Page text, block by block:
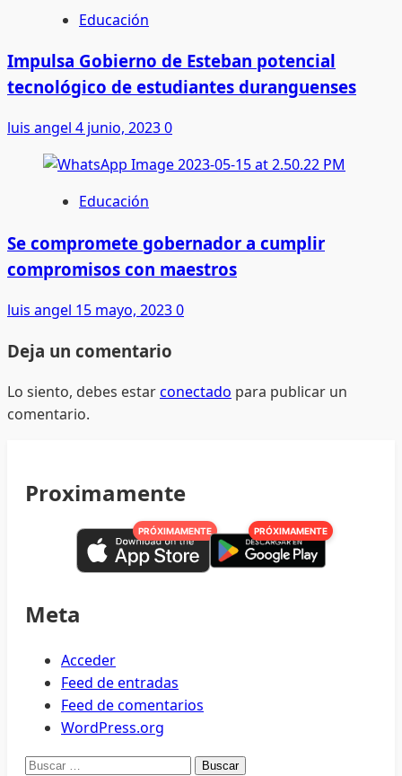
Educación
Impulsa Gobierno de Esteban potencial
tecnológico de estudiantes duranguenses
luis angel 4 junio, 20230
Educación
Se compromete gobernador a cumplir
compromisos con maestros
luis angel 15 mayo, 20230
Deja un comentario
Lo siento, debes estarconectado para publicar un
comentario.
Proximamente
PRÓXIMAMENTE PRÓXIMAMENTE
Meta
Acceder
Feed de entradas
Feed de comentarios
WordPress.org
Buscar: